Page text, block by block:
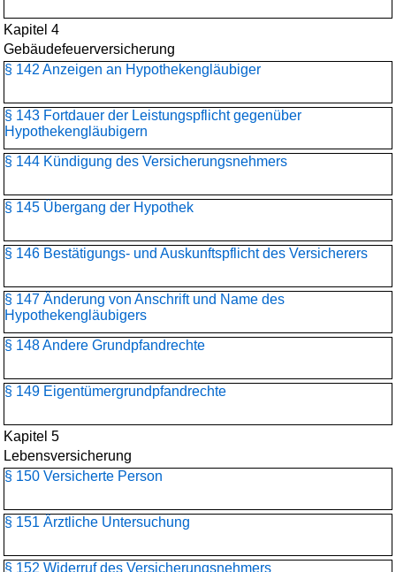
Kapitel 4
Gebäudefeuerversicherung
§ 142 Anzeigen an Hypothekengläubiger
§ 143 Fortdauer der Leistungspflicht gegenüber
Hypothekengläubigern
§ 144 Kündigung des Versicherungsnehmers
§ 145 Übergang der Hypothek
§ 146 Bestätigungs- und Auskunftspflicht des Versicherers
§ 147 Änderung von Anschrift und Name des
Hypothekengläubigers
§ 148 Andere Grundpfandrechte
§ 149 Eigentümergrundpfandrechte
Kapitel 5
Lebensversicherung
§ 150 Versicherte Person
§ 151 Ärztliche Untersuchung
§ 152 Widerruf des Versicherungsnehmers